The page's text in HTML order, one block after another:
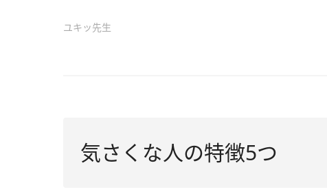
ユキッ先生
気さくな人の特徴5つ